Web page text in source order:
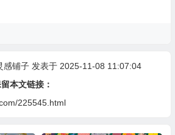
感铺子发表于 2025-11-08 11:07:04
本文链接：
225545.html